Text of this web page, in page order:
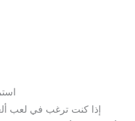
إذا كنت ترغب في لعب